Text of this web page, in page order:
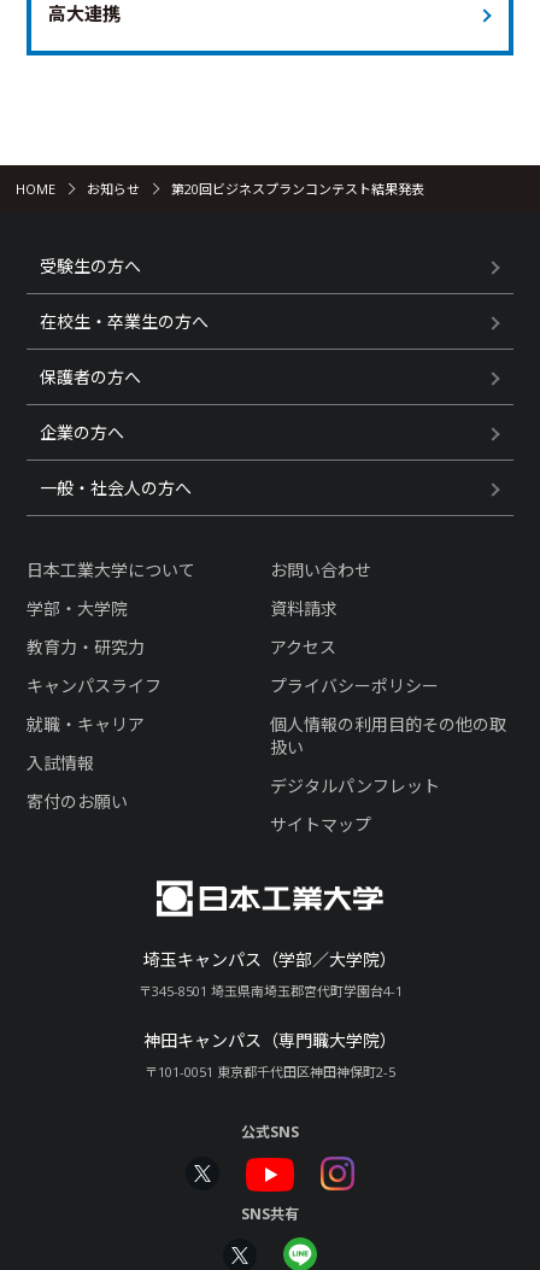
高大連携
HOME お知らせ 第20回ビジネスプランコンテスト結果発表
受験生の方へ
在校生・卒業生の方へ
保護者の方へ
企業の方へ
一般・社会人の方へ
埼玉キャンパス（学部／大学院）
〒345-8501 埼玉県南埼玉郡宮代町学園台4-1
神田キャンパス（専門職大学院）
〒101-0051 東京都千代田区神田神保町2-5
日本工業大学について
学部・大学院
教育力・研究力
キャンパスライフ
就職・キャリア
入試情報
寄付のお願い
お問い合わせ
資料請求
アクセス
プライバシーポリシー
個人情報の利用目的その他の取
扱い
デジタルパンフレット
サイトマップ
公式SNS
SNS共有